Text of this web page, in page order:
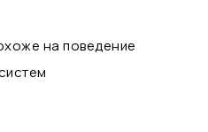
на поведение